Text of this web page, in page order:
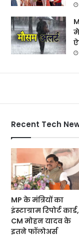
Recent Tech
MP के मंत्रियों का
इंस्टाग्राम रिपोर्ट कार्ड,
CM मोहन यादव के
इतने फॉलोअर्स